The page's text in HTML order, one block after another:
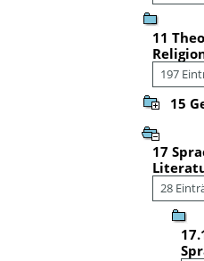
11
197
15
17
28